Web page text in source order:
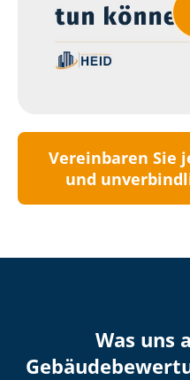
Vereinbaren Sie
und
Was uns